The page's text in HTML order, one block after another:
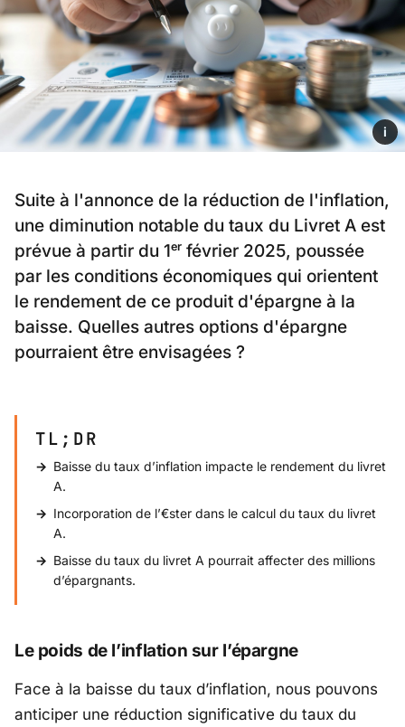
i
Suite à l'annonce de la réduction de l'inflation,
une diminution notable du taux du Livret A est
prévue à partir du 1ᵉʳ février 2025, poussée
par les conditions économiques qui orientent
le rendement de ce produit d'épargne à la
baisse. Quelles autres options d'épargne
pourraient être envisagées ?
TL;DR
Baisse du taux d’inflation impacte le rendement du livret
A.
Incorporation de l’€ster dans le calcul du taux du livret
A.
Baisse du taux du livret A pourrait affecter des millions
d’épargnants.
Le poids de l’inflation sur l’épargne
Face à la baisse du taux d’inflation, nous pouvons
anticiper une réduction significative du taux du